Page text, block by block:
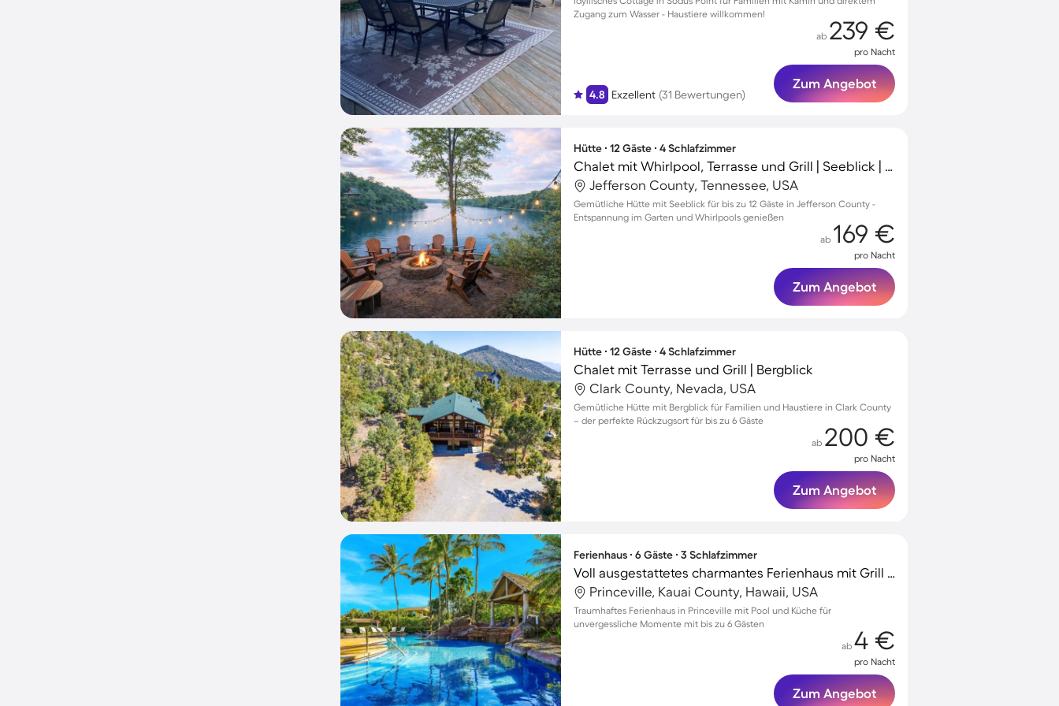
Zugang zum Wasser - Haustiere willkommen!
4.8 Exzellent (31 Bewertungen)
ab 239 €
pro Nacht
Zum Angebot
Hütte ∙ 12 Gäste ∙ 4 Schlafzimmer
Chalet mit Whirlpool, Terrasse und Grill | Seeblick | Perfekt für die Arbeit von Zuhause
Jefferson County, Tennessee, USA
Gemütliche Hütte mit Seeblick für bis zu 12 Gäste in Jefferson County -
Entspannung im Garten und Whirlpools genießen
ab 169 €
pro Nacht
Zum Angebot
Hütte ∙ 12 Gäste ∙ 4 Schlafzimmer
Chalet mit Terrasse und Grill | Bergblick
Clark County, Nevada, USA
Gemütliche Hütte mit Bergblick für Familien und Haustiere in Clark County
– der perfekte Rückzugsort für bis zu 6 Gäste
ab 200 €
pro Nacht
Zum Angebot
Ferienhaus ∙ 6 Gäste ∙ 3 Schlafzimmer
Voll ausgestattetes charmantes Ferienhaus mit Grill und Pool | Perfekt für die Arbeit von Zuhause
Princeville, Kauai County, Hawaii, USA
Traumhaftes Ferienhaus in Princeville mit Pool und Küche für
unvergessliche Momente mit bis zu 6 Gästen
ab 4 €
pro Nacht
Zum Angebot